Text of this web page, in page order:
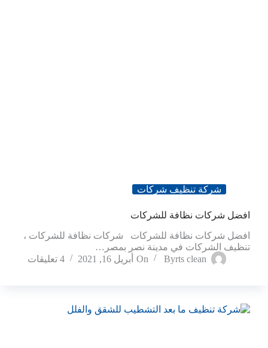
شركة تنظيف شركات
افضل شركات نظافة للشركات
افضل شركات نظافة للشركات شركات نظافة للشركات ،
تنظيف الشركات في مدينة نصر بمصر…
Byrts clean
On أبريل 16, 2021 4 تعليقات